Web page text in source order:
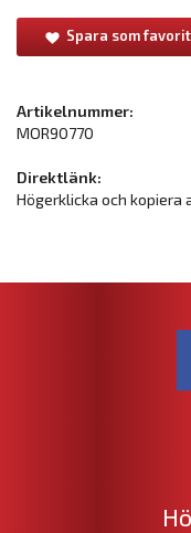
Spara som favorit
Artikelnummer:
MOR90770
Direktlänk:
Högerklicka och kopiera